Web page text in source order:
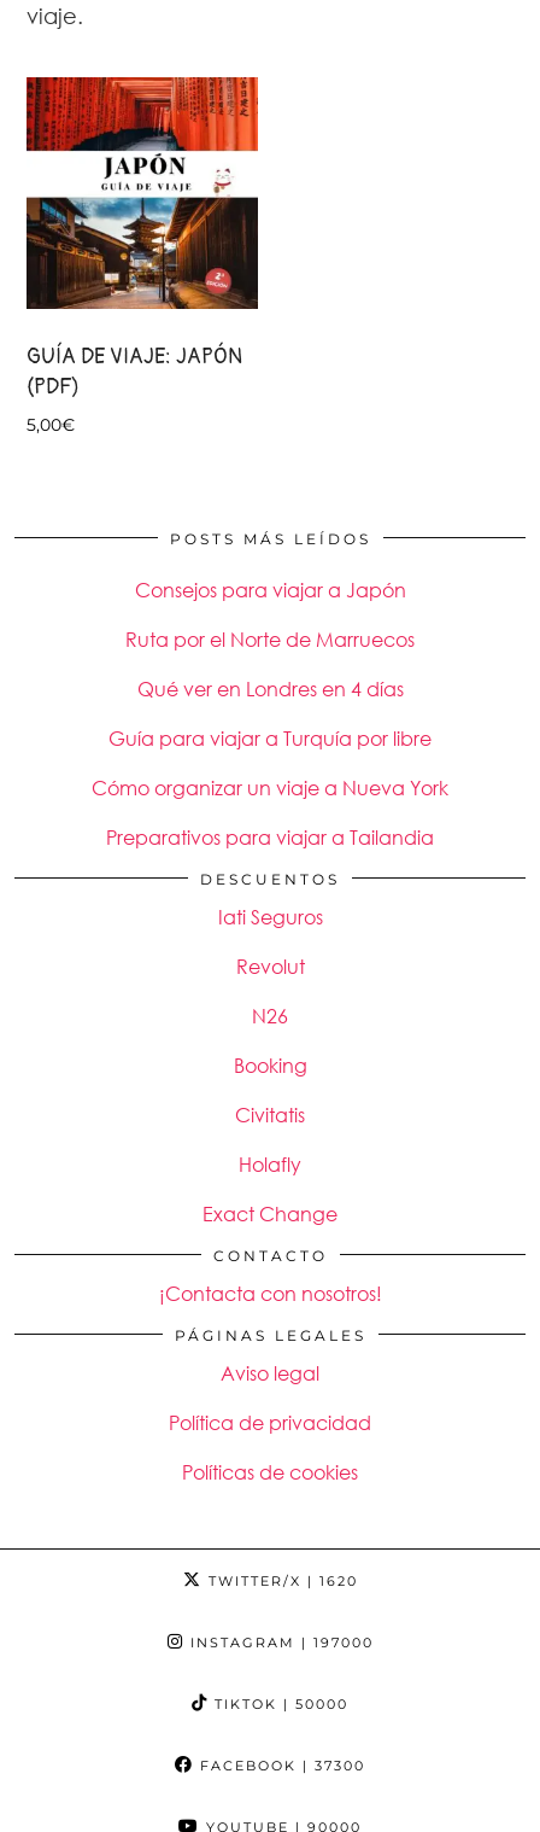
viaje.
GUÍA DE VIAJE: JAPÓN
(PDF)
5,00€
POSTS MÁS LEÍDOS
Consejos para viajar a Japón
Ruta por el Norte de Marruecos
Qué ver en Londres en 4 días
Guía para viajar a Turquía por libre
Cómo organizar un viaje a Nueva York
Preparativos para viajar a Tailandia
DESCUENTOS
Iati Seguros
Revolut
N26
Booking
Civitatis
Holafly
Exact Change
CONTACTO
¡Contacta con nosotros!
PÁGINAS LEGALES
Aviso legal
Política de privacidad
Políticas de cookies
TWITTER/X | 1620
INSTAGRAM | 197000
TIKTOK | 50000
FACEBOOK | 37300
YOUTUBE | 90000